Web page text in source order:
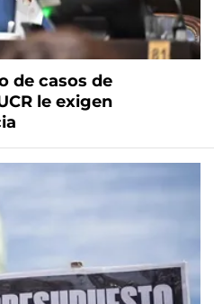
de casos de
le exigen